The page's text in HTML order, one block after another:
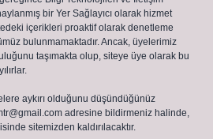
bir Yer Sağlayıcı olarak hizmet
içerikleri proaktif olarak denetleme
bulunmamaktadır. Ancak, üyelerimiz
taşımakta olup, siteye üye olarak bu
aykırı olduğunu düşündüğünüz
adresine bildirmeniz halinde,
sitemizden kaldırılacaktır.